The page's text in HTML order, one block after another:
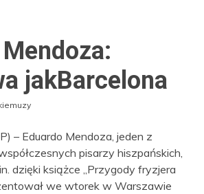
jakBarcelona
– Eduardo Mendoza, jeden z
pisarzy hiszpańskich,
dzięki książce „Przygody fryzjera
we wtorek w Warszawie